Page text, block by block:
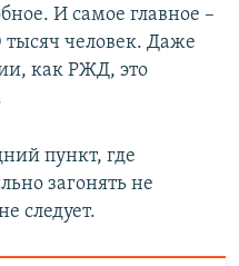
И самое главное –
тысяч человек. Даже
как РЖД, это
пункт, где
загонять не
следует.